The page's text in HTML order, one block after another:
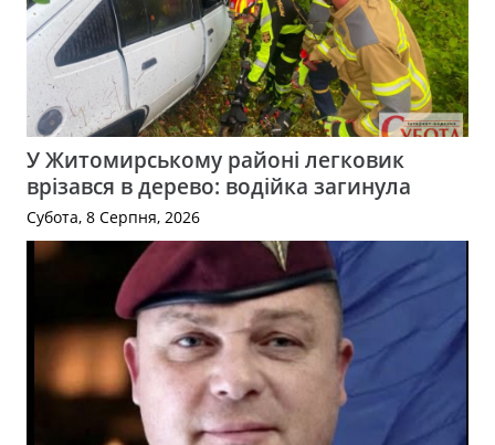
У Житомирському районі легковик
врізався в дерево: водійка загинула
Субота, 8 Серпня, 2026